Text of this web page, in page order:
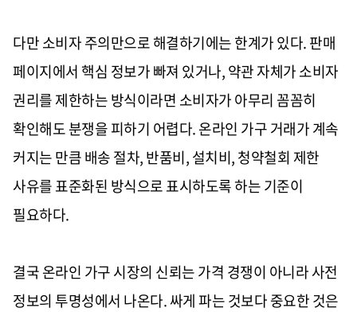
다만 소비자 주의만으로 해결하기에는 한계가 있다. 판매
페이지에서 핵심 정보가 빠져 있거나, 약관 자체가 소비자
권리를 제한하는 방식이라면 소비자가 아무리 꼼꼼히
확인해도 분쟁을 피하기 어렵다. 온라인 가구 거래가 계속
커지는 만큼 배송 절차, 반품비, 설치비, 청약철회 제한
사유를 표준화된 방식으로 표시하도록 하는 기준이
필요하다.
결국 온라인 가구 시장의 신뢰는 가격 경쟁이 아니라 사전
정보의 투명성에서 나온다. 싸게 파는 것보다 중요한 것은